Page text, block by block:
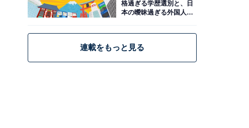
格過ぎる学歴選別と、日
本の曖昧過ぎる外国人政
連載をもっと見る